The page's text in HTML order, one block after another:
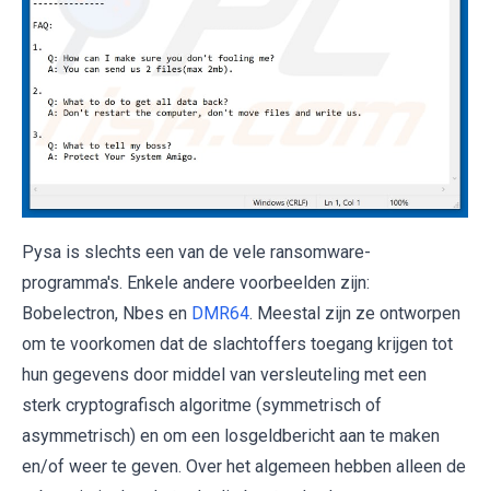
Pysa is slechts een van de vele ransomware-
programma's. Enkele andere voorbeelden zijn:
Bobelectron, Nbes en DMR64. Meestal zijn ze ontworpen
om te voorkomen dat de slachtoffers toegang krijgen tot
hun gegevens door middel van versleuteling met een
sterk cryptografisch algoritme (symmetrisch of
asymmetrisch) en om een losgeldbericht aan te maken
en/of weer te geven. Over het algemeen hebben alleen de